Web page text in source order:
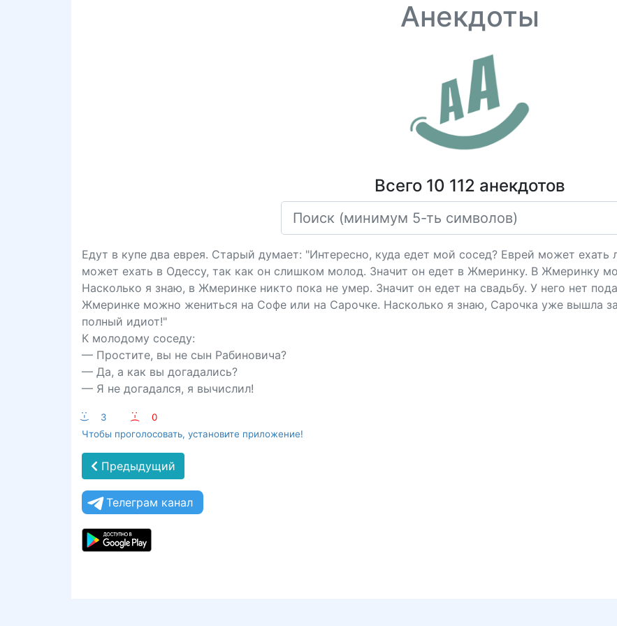
Анекдоты
Всего 10 112 анекдотов
Едут в купе два еврея. Старый думает: "Интересно, куда едет мой сосед? Еврей может
может ехать в Одессу, так как он слишком молод. Значит он едет в Жмеринку. В Жмеринку
Насколько я знаю, в Жмеринке никто пока не умер. Значит он едет на свадьбу. У него нет
Жмеринке можно жениться на Софе или на Сарочке. Насколько я знаю, Сарочка уже вышла
полный идиот!"
К молодому соседу:
— Простите, вы не сын Рабиновича?
— Да, а как вы догадались?
— Я не догадался, я вычислил!
:-) 3 :-(
0
Чтобы проголосовать, установите приложение!
Предыдущий
Телеграм канал